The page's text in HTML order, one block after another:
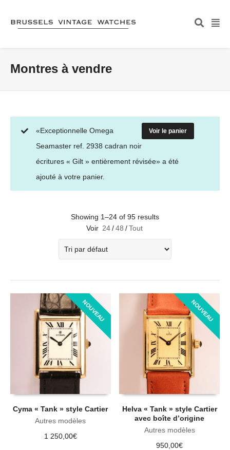
Montres à vendre
Voir le panier
«Exceptionnelle Omega
Seamaster ref. 2938 cadran noir
écritures « Gilt » entièrement révisée» a été
ajouté à votre panier.
Showing 1–24 of 95 results
Voir 24 / 48 / Tout
NOUVEAU
Cyma « Tank » style Cartier
Autres modèles
1 250,00€
NOUVEAU
Helva « Tank » style Cartier
avec boîte d’origine
Autres modèles
950,00€